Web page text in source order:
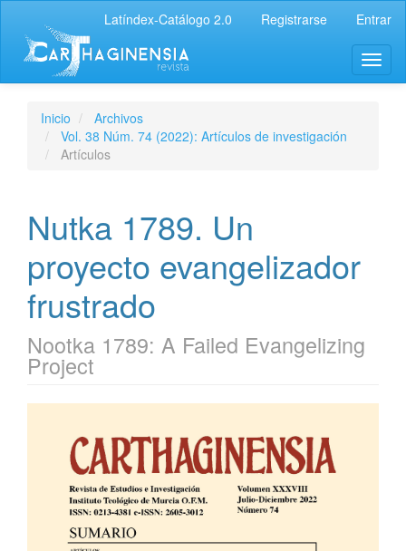
Latíndex-Catálogo 2.0 Registrarse Entrar
Inicio
Archivos
Vol. 38 Núm. 74 (2022): Artículos de investigación
Artículos
Nutka 1789. Un
proyecto evangelizador
frustrado
Nootka 1789: A Failed Evangelizing
Project